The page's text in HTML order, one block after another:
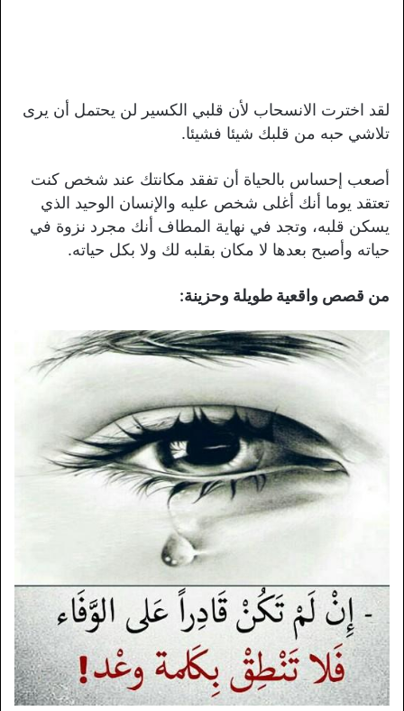
لقد اخترت الانسحاب لأن قلبي الكسير لن يحتمل أن يرى
تلاشي حبه من قلبك شيئا فشيئا.
أصعب إحساس بالحياة أن تفقد مكانتك عند شخص كنت
تعتقد يوما أنك أغلى شخص عليه والإنسان الوحيد الذي
يسكن قلبه، وتجد في نهاية المطاف أنك مجرد نزوة في
حياته وأصبح بعدها لا مكان بقلبه لك ولا بكل حياته.
من قصص واقعية طويلة وحزينة: